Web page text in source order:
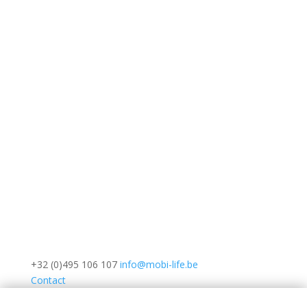
+32 (0)495 106 107 info@mobi-life.be
Contact